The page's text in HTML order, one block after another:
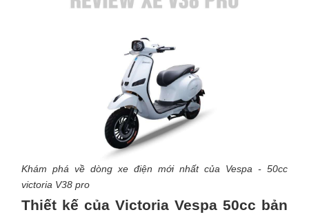
Khám phá về dòng xe điện mới nhất của Vespa - 50cc
victoria V38 pro
Thiết kế của Victoria Vespa 50cc bản